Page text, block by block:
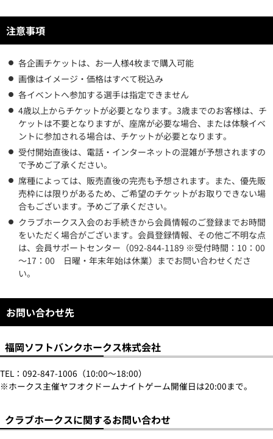
注意事項
各企画チケットは、お一人様4枚まで購入可能
画像はイメージ・価格はすべて税込み
各イベントへ参加する選手は指定できません
4歳以上からチケットが必要となります。3歳までのお客様は、チ
ケットは不要となりますが、座席が必要な場合、または体験イベ
ントに参加される場合は、チケットが必要となります。
受付開始直後は、電話・インターネットの混雑が予想されますの
で予めご了承ください。
席種によっては、販売直後の完売も予想されます。また、優先販
売枠には限りがあるため、ご希望のチケットがお取りできない場
合もございます。予めご了承ください。
クラブホークス入会のお手続きから会員情報のご登録までお時間
をいただく場合がございます。会員登録情報、その他ご不明な点
は、会員サポートセンター（092-844-1189 ※受付時間：10：00
～17：00 日曜・年末年始は休業）までお問い合わせくださ
い。
お問い合わせ先
福岡ソフトバンクホークス株式会社
TEL：092-847-1006（10:00～18:00）
※ホークス主催ヤフオクドームナイトゲーム開催日は20:00まで。
クラブホークスに関するお問い合わせ